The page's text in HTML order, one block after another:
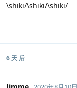
\shiki/\shiki/\shiki/
6 天 后